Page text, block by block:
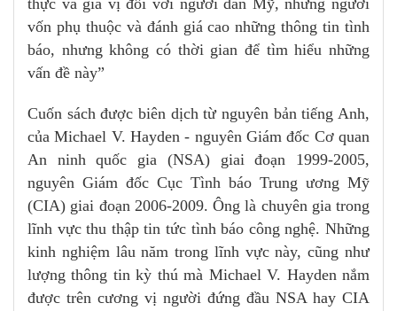
thực và gia vị đối với người dân Mỹ, những người
vốn phụ thuộc và đánh giá cao những thông tin tình
báo, nhưng không có thời gian để tìm hiểu những
vấn đề này”
Cuốn sách được biên dịch từ nguyên bản tiếng Anh,
của Michael V. Hayden - nguyên Giám đốc Cơ quan
An ninh quốc gia (NSA) giai đoạn 1999-2005,
nguyên Giám đốc Cục Tình báo Trung ương Mỹ
(CIA) giai đoạn 2006-2009. Ông là chuyên gia trong
lĩnh vực thu thập tin tức tình báo công nghệ. Những
kinh nghiệm lâu năm trong lĩnh vực này, cũng như
lượng thông tin kỳ thú mà Michael V. Hayden nắm
được trên cương vị người đứng đầu NSA hay CIA